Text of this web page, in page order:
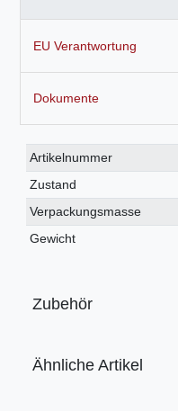
EU Verantwortung
Dokumente
Technisches
Merkmal
Wert
Artikelnummer
Zustand
Verpackungsmasse
Gewicht
Zubehör
Ähnliche Artikel